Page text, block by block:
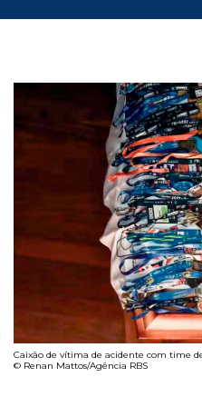
Caixão de vítima de acidente com time
© Renan Mattos/Agência RBS